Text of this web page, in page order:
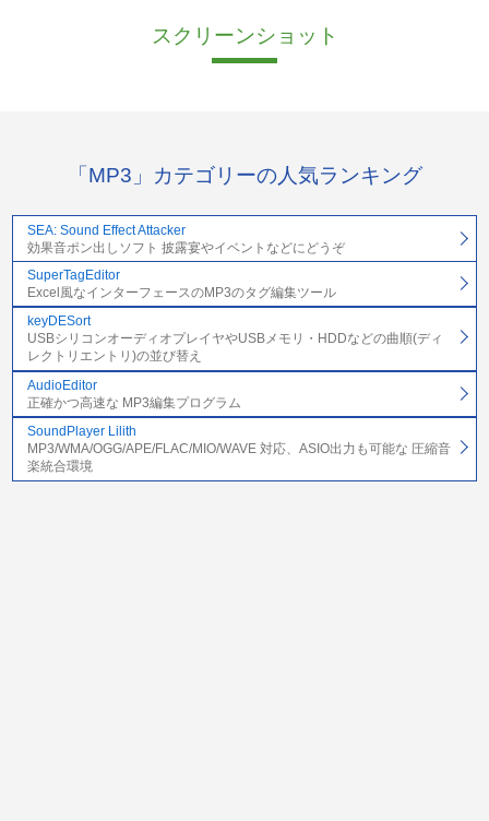
スクリーンショット
「MP3」カテゴリーの人気ランキング
SEA: Sound Effect Attacker
効果音ポン出しソフト 披露宴やイベントなどにどうぞ
SuperTagEditor
Excel風なインターフェースのMP3のタグ編集ツール
keyDESort
USBシリコンオーディオプレイヤやUSBメモリ・HDDなどの曲順(ディ
レクトリエントリ)の並び替え
AudioEditor
正確かつ高速な MP3編集プログラム
SoundPlayer Lilith
MP3/WMA/OGG/APE/FLAC/MIO/WAVE 対応、ASIO出力も可能な 圧縮音
楽統合環境